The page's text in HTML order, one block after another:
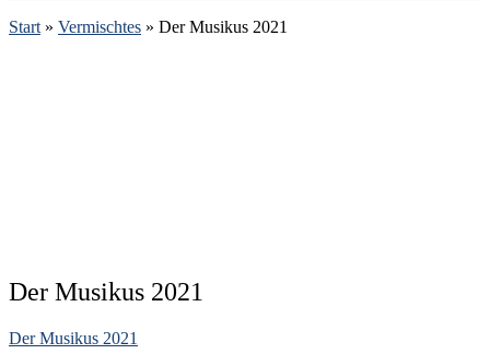
Start » Vermischtes » Der Musikus 2021
Der Musikus 2021
Der Musikus 2021